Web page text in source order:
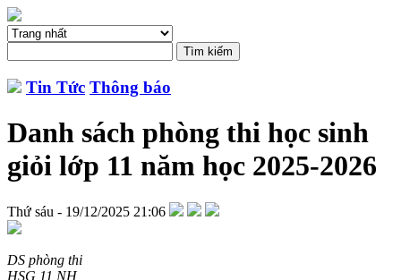
Tin Tức Thông báo
Danh sách phòng thi học sinh
giỏi lớp 11 năm học 2025-2026
Thứ sáu - 19/12/2025 21:06
DS phòng thi
HSG 11 NH